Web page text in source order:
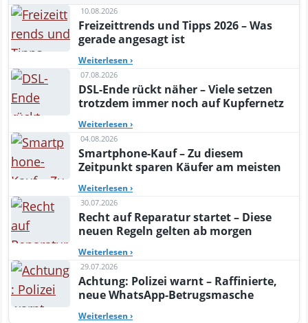
10.08.2026
Freizeittrends und Tipps 2026 – Was
gerade angesagt ist
Weiterlesen ›
07.08.2026
DSL-Ende rückt näher – Viele setzen
trotzdem immer noch auf Kupfernetz
Weiterlesen ›
04.08.2026
Smartphone-Kauf – Zu diesem
Zeitpunkt sparen Käufer am meisten
Weiterlesen ›
30.07.2026
Recht auf Reparatur startet – Diese
neuen Regeln gelten ab morgen
Weiterlesen ›
29.07.2026
Achtung: Polizei warnt – Raffinierte,
neue WhatsApp-Betrugsmasche
Weiterlesen ›